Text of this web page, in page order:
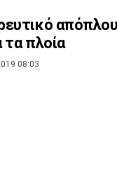
τα πλοία
08:03